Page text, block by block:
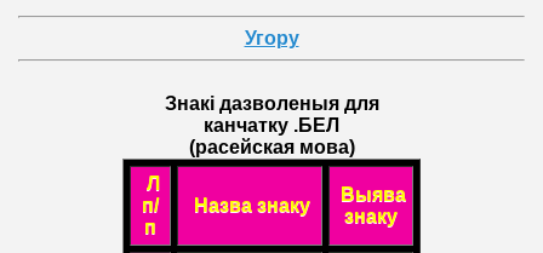
Угору
Знакі дазволеныя для
канчатку .БЕЛ
(расейская мова)
Л
п/
п
Назва знаку
Выява
знаку